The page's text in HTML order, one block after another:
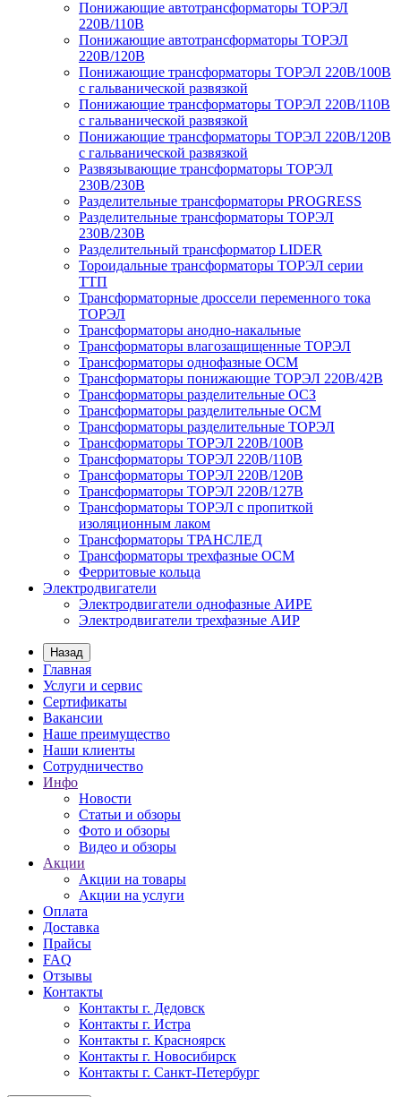
Понижающие автотрансформаторы ТОРЭЛ
220В/110В
Понижающие автотрансформаторы ТОРЭЛ
220В/120В
Понижающие трансформаторы ТОРЭЛ 220В/100В
с гальванической развязкой
Понижающие трансформаторы ТОРЭЛ 220В/110В
с гальванической развязкой
Понижающие трансформаторы ТОРЭЛ 220В/120В
с гальванической развязкой
Развязывающие трансформаторы ТОРЭЛ
230В/230В
Разделительные трансформаторы PROGRESS
Разделительные трансформаторы ТОРЭЛ
230В/230В
Разделительный трансформатор LIDER
Тороидальные трансформаторы ТОРЭЛ серии
ТТП
Трансформаторные дроссели переменного тока
ТОРЭЛ
Трансформаторы анодно-накальные
Трансформаторы влагозащищенные ТОРЭЛ
Трансформаторы однофазные ОСМ
Трансформаторы понижающие ТОРЭЛ 220В/42В
Трансформаторы разделительные ОСЗ
Трансформаторы разделительные ОСМ
Трансформаторы разделительные ТОРЭЛ
Трансформаторы ТОРЭЛ 220В/100В
Трансформаторы ТОРЭЛ 220В/110В
Трансформаторы ТОРЭЛ 220В/120В
Трансформаторы ТОРЭЛ 220В/127В
Трансформаторы ТОРЭЛ с пропиткой
изоляционным лаком
Трансформаторы ТРАНСЛЕД
Трансформаторы трехфазные ОСМ
Ферритовые кольца
Электродвигатели
Электродвигатели однофазные АИРЕ
Электродвигатели трехфазные АИР
Назад
Главная
Услуги и сервис
Сертификаты
Вакансии
Наше преимущество
Наши клиенты
Сотрудничество
Инфо
Новости
Статьи и обзоры
Фото и обзоры
Видео и обзоры
Акции
Акции на товары
Акции на услуги
Оплата
Доставка
Прайсы
FAQ
Отзывы
Контакты
Контакты г. Дедовск
Контакты г. Истра
Контакты г. Красноярск
Контакты г. Новосибирск
Контакты г. Санкт-Петербург